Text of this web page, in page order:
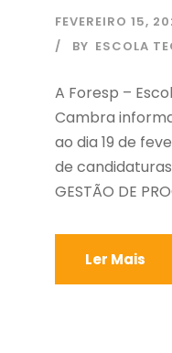
FEVEREIRO 15,
BY ESCOLA
A Foresp –
Cambra
ao dia 19 de
de candidaturas
GESTÃO DE
Ler Mais